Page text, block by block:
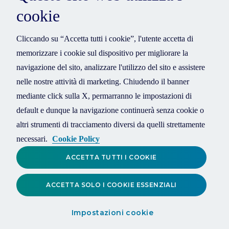
cookie
Cliccando su “Accetta tutti i cookie”, l'utente accetta di
memorizzare i cookie sul dispositivo per migliorare la
navigazione del sito, analizzare l'utilizzo del sito e assistere
nelle nostre attività di marketing. Chiudendo il banner
mediante click sulla X, permarranno le impostazioni di
default e dunque la navigazione continuerà senza cookie o
altri strumenti di tracciamento diversi da quelli strettamente
necessari. Cookie Policy
Impostazioni cookie
ACCETTA SOLO I COOKIE ESSENZIALI
ACCETTA TUTTI I COOKIE